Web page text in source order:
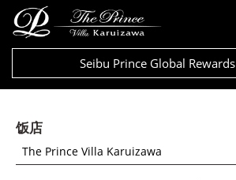
Seibu Prince Global Rewards
饭店
The Prince Villa Karuizawa